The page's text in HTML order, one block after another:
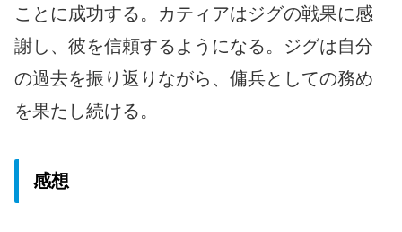
ことに成功する。カティアはジグの戦果に感
謝し、彼を信頼するようになる。ジグは自分
の過去を振り返りながら、傭兵としての務め
を果たし続ける。
感想